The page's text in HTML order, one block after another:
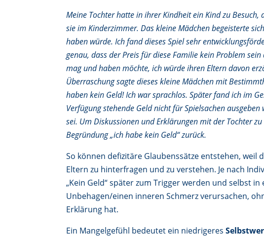
Meine Tochter hatte in ihrer Kindheit ein Kind zu
sie im Kinderzimmer. Das kleine Mädchen begeisterte
haben würde. Ich fand dieses Spiel sehr
genau, dass der Preis für diese Familie kein Problem
mag und haben möchte, ich würde ihren Eltern davon
Überraschung sagte dieses kleine Mädchen mit
haben kein Geld! Ich war sprachlos. Später fand ich im
Verfügung stehende Geld nicht für Spielsachen
sei. Um Diskussionen und Erklärungen mit der Tochter
Begründung „ich habe kein Geld“ zurück.
So können defizitäre Glaubenssätze entstehen,
Eltern zu hinterfragen und zu verstehen. Je nach
„Kein Geld“ später zum Trigger werden und selbst
Unbehagen/einen inneren Schmerz verursachen,
Erklärung hat.
Ein Mangelgefühl bedeutet ein niedrigeres